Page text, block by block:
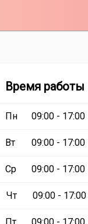
Время работы
Пн 09:00 - 17:00
Вт 09:00 - 17:00
Ср 09:00 - 17:00
Чт 09:00 - 17:00
Пт 09:00 - 17:00